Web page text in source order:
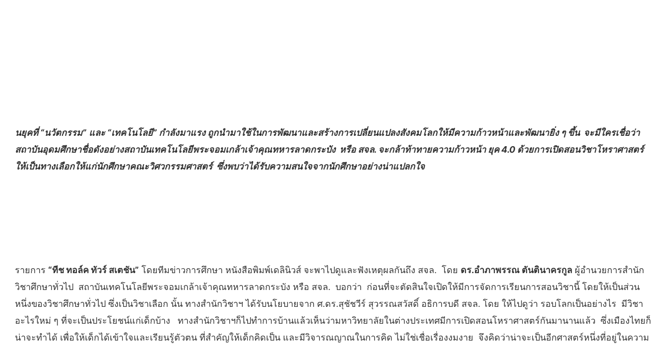
นยุคที่ “นวัตกรรม” และ “เทคโนโลยี” กำลังมาแรง ถูกนำมาใช้ในการพัฒนาและสร้างการเปลี่ยนแปลงสังคมโลกให้มีความก้าวหน้าและพัฒนายิ่ง ๆ ขึ้น จะมีใครเชื่อว่า
สถาบันอุดมศึกษาชื่อดังอย่างสถาบันเทคโนโลยีพระจอมเกล้าเจ้าคุณทหารลาดกระบัง หรือ สจล. จะกล้าท้าทายความก้าวหน้า ยุค 4.0 ด้วยการเปิดสอนวิชาโหราศาสตร์
ให้เป็นทางเลือกให้แก่นักศึกษาคณะวิศวกรรมศาสตร์ ซึ่งพบว่าได้รับความสนใจจากนักศึกษาอย่างน่าแปลกใจ
รายการ “ทีช ทอล์ค ทัวร์ สเตชัน” โดยทีมข่าวการศึกษา หนังสือพิมพ์เดลินิวส์ จะพาไปดูและฟังเหตุผลกันถึง สจล. โดย ดร.อำภาพรรณ ตันตินาครกูล ผู้อำนวยการสำนัก
วิชาศึกษาทั่วไป สถาบันเทคโนโลยีพระจอมเกล้าเจ้าคุณทหารลาดกระบัง หรือ สจล. บอกว่า ก่อนที่จะตัดสินใจเปิดให้มีการจัดการเรียนการสอนวิชานี้ โดยให้เป็นส่วน
หนึ่งของวิชาศึกษาทั่วไป ซึ่งเป็นวิชาเลือก นั้น ทางสำนักวิชาฯ ได้รับนโยบายจาก ศ.ดร.สุชัชวีร์ สุวรรณสวัสดิ์ อธิการบดี สจล. โดย ให้ไปดูว่า รอบโลกเป็นอย่างไร มีวิชา
อะไรใหม่ ๆ ที่จะเป็นประโยชน์แก่เด็กบ้าง ทางสำนักวิชาฯก็ไปทำการบ้านแล้วเห็นว่ามหาวิทยาลัยในต่างประเทศมีการเปิดสอนโหราศาสตร์กันมานานแล้ว ซึ่งเมืองไทยก็
น่าจะทำได้ เพื่อให้เด็กได้เข้าใจและเรียนรู้ตัวตน ที่สำคัญให้เด็กคิดเป็น และมีวิจารณญาณในการคิด ไม่ใช่เชื่อเรื่องงมงาย จึงคิดว่าน่าจะเป็นอีกศาสตร์หนึ่งที่อยู่ในความ